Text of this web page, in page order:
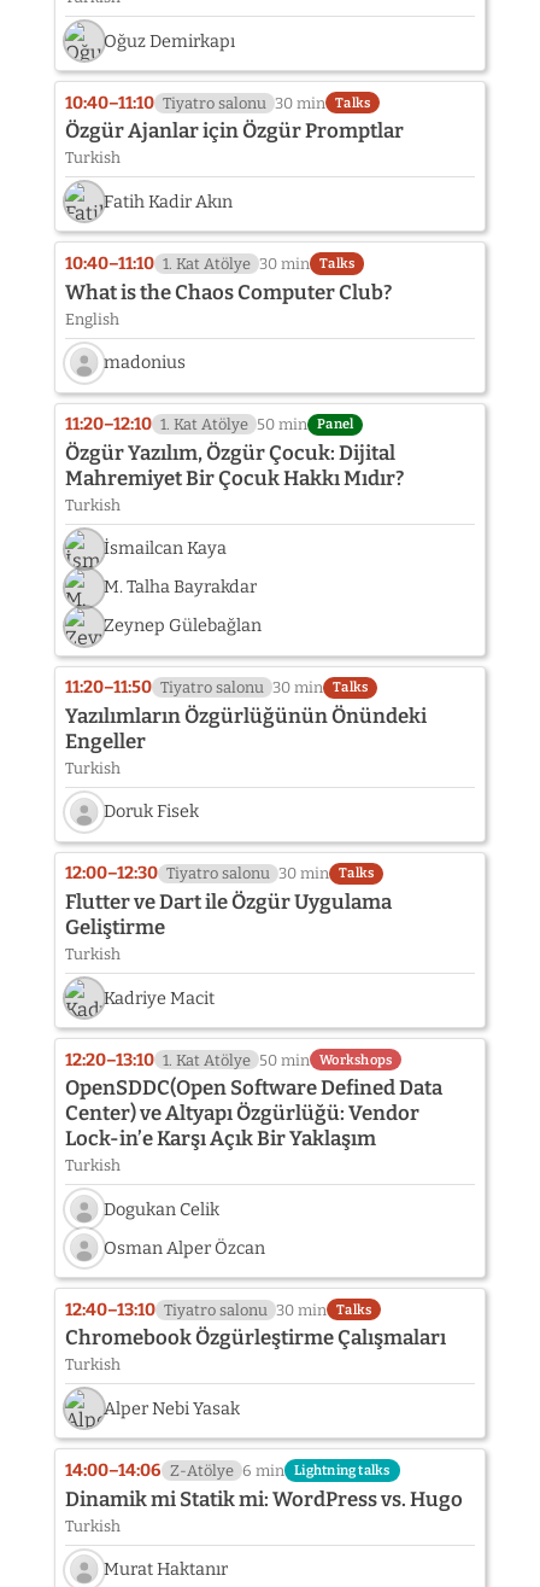
Oğuz Demirkapı
10:40–11:10 Tiyatro salonu 30 min Talks
Özgür Ajanlar için Özgür Promptlar
Turkish
Fatih Kadir Akın
10:40–11:10 1. Kat Atölye 30 min Talks
What is the Chaos Computer Club?
English
Speaker
photo
not
provided
yet:
madonius
madonius
11:20–12:10 1. Kat Atölye 50 min Panel
Özgür Yazılım, Özgür Çocuk: Dijital
Mahremiyet Bir Çocuk Hakkı Mıdır?
Turkish
İsmailcan Kaya
M. Talha Bayrakdar
Zeynep Gülebağlan
11:20–11:50 Tiyatro salonu 30 min Talks
Yazılımların Özgürlüğünün Önündeki
Engeller
Turkish
Speaker
photo
not
provided
yet:
Doruk
Fisek
Doruk Fisek
12:00–12:30 Tiyatro salonu 30 min Talks
Flutter ve Dart ile Özgür Uygulama
Geliştirme
Turkish
Kadriye Macit
12:20–13:10 1. Kat Atölye 50 min Workshops
OpenSDDC(Open Software Defined Data
Center) ve Altyapı Özgürlüğü: Vendor
Lock-in’e Karşı Açık Bir Yaklaşım
Turkish
Speaker
photo
not
provided
yet:
Dogukan
Celik
Dogukan Celik
Speaker
photo
not
provided
yet:
Osman
Alper
Özcan
Osman Alper Özcan
12:40–13:10 Tiyatro salonu 30 min Talks
Chromebook Özgürleştirme Çalışmaları
Turkish
Alper Nebi Yasak
14:00–14:06 Z-Atölye 6 min Lightning talks
Dinamik mi Statik mi: WordPress vs. Hugo
Turkish
Murat Haktanır